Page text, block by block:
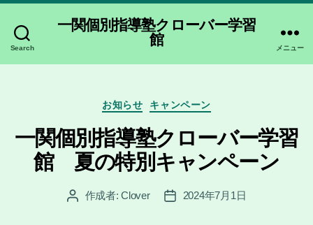
Search
一関個別指導塾クローバー学習
館
メニュー
カ
テ
ゴ
リ
ー
お知らせ キャンペーン
一関個別指導塾クローバー学習
館 夏の特別キャンペーン
投 作成者:Clover
投
2024年7月1日